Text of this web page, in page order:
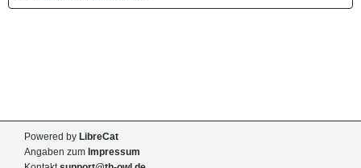
Powered by LibreCat
Angaben zum Impressum